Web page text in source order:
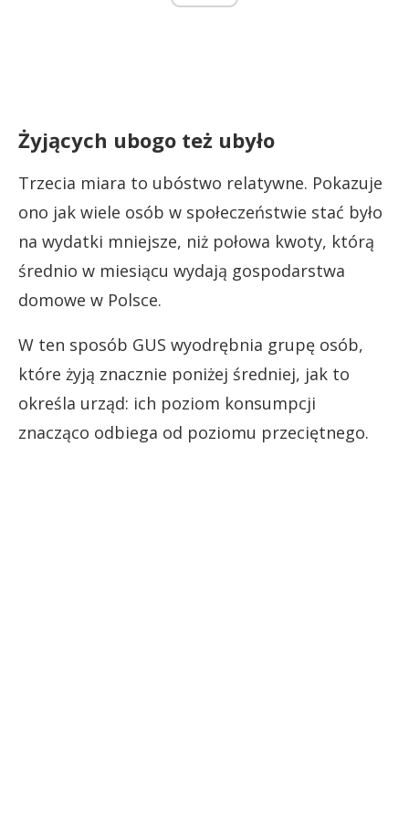
Żyjących ubogo też ubyło
Trzecia miara to ubóstwo relatywne. Pokazuje
ono jak wiele osób w społeczeństwie stać było
na wydatki mniejsze, niż połowa kwoty, którą
średnio w miesiącu wydają gospodarstwa
domowe w Polsce.
W ten sposób GUS wyodrębnia grupę osób,
które żyją znacznie poniżej średniej, jak to
określa urząd: ich poziom konsumpcji
znacząco odbiega od poziomu przeciętnego.